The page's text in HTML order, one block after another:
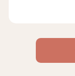
コーヒー